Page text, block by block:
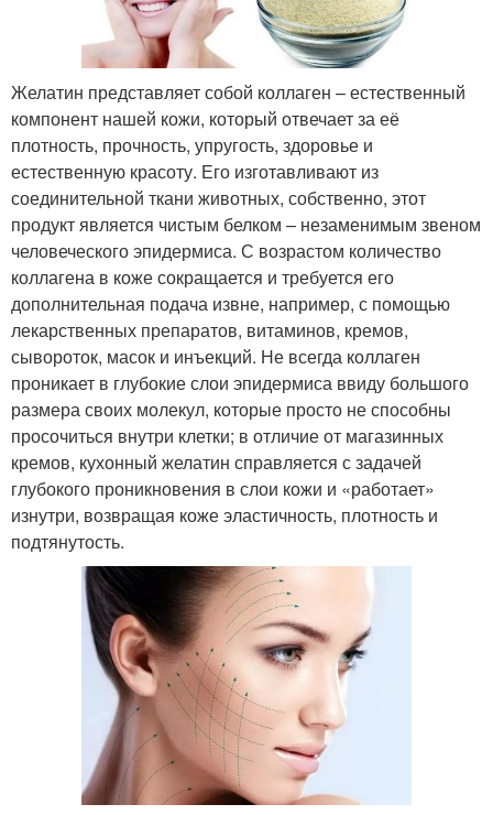
Желатин представляет собой коллаген – естественный
компонент нашей кожи, который отвечает за её
плотность, прочность, упругость, здоровье и
естественную красоту. Его изготавливают из
соединительной ткани животных, собственно, этот
продукт является чистым белком – незаменимым звеном
человеческого эпидермиса. С возрастом количество
коллагена в коже сокращается и требуется его
дополнительная подача извне, например, с помощью
лекарственных препаратов, витаминов, кремов,
сывороток, масок и инъекций. Не всегда коллаген
проникает в глубокие слои эпидермиса ввиду большого
размера своих молекул, которые просто не способны
просочиться внутри клетки; в отличие от магазинных
кремов, кухонный желатин справляется с задачей
глубокого проникновения в слои кожи и «работает»
изнутри, возвращая коже эластичность, плотность и
подтянутость.